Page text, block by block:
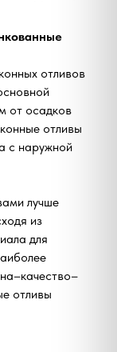
отливов
от осадков
отливы
с наружной
лучше
из
для
отливы